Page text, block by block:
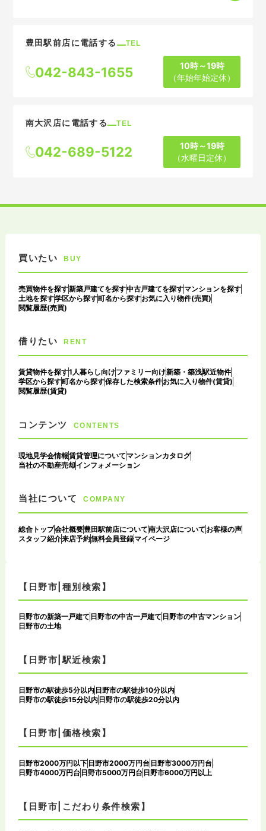
豊田駅前店に電話する TEL
042-843-1655
10時～19時
（年始年始定休）
南大沢店に電話する TEL
042-689-5122
10時～19時
（水曜日定休）
買いたい BUY
売買物件を探す新築戸建てを探す中古戸建てを探すマンションを探す
土地を探す学区から探す町名から探すお気に入り物件(売買)
閲覧履歴(売買)
借りたい RENT
賃貸物件を探す1人暮らし向けファミリー向け新築・築浅駅近物件
学区から探す町名から探す保存した検索条件お気に入り物件(賃貸)
閲覧履歴(賃貸)
コンテンツ CONTENTS
現地見学会情報賃貸管理について マンションカタログ
当社の不動産売却インフォメーション
当社について COMPANY
総合トップ会社概要豊田駅前店について南大沢店について お客様の声
スタッフ紹介来店予約無料会員登録マイページ
【日野市|種別検索】
日野市の新築一戸建て 日野市の中古一戸建て 日野市の中古マンション
日野市の土地
【日野市|駅近検索】
日野市の駅徒歩5分以内日野市の駅徒歩10分以内
日野市の駅徒歩15分以内日野市の駅徒歩20分以内
【日野市|価格検索】
日野市2000万円以下 日野市2000万円台 日野市3000万円台
日野市4000万円台 日野市5000万円台 日野市6000万円以上
【日野市|こだわり条件検索】